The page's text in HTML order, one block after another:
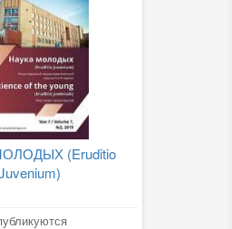
(Eruditio